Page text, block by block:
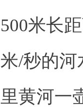
500米长
米/秒的河
里黄河一